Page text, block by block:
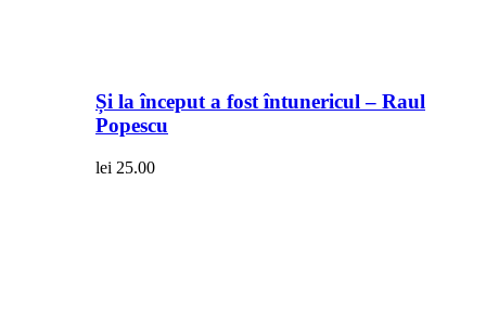
Și la început a fost întunericul – Raul
Popescu
lei 25.00